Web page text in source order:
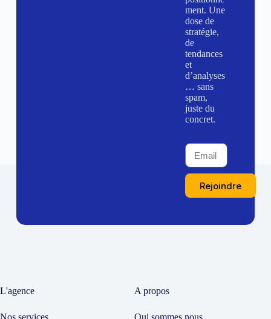
ment. Une
dose de
stratégie,
de
tendances
et
d’analyses
… sans
spam,
juste du
concret.
Rejoindre
L'agence A propos